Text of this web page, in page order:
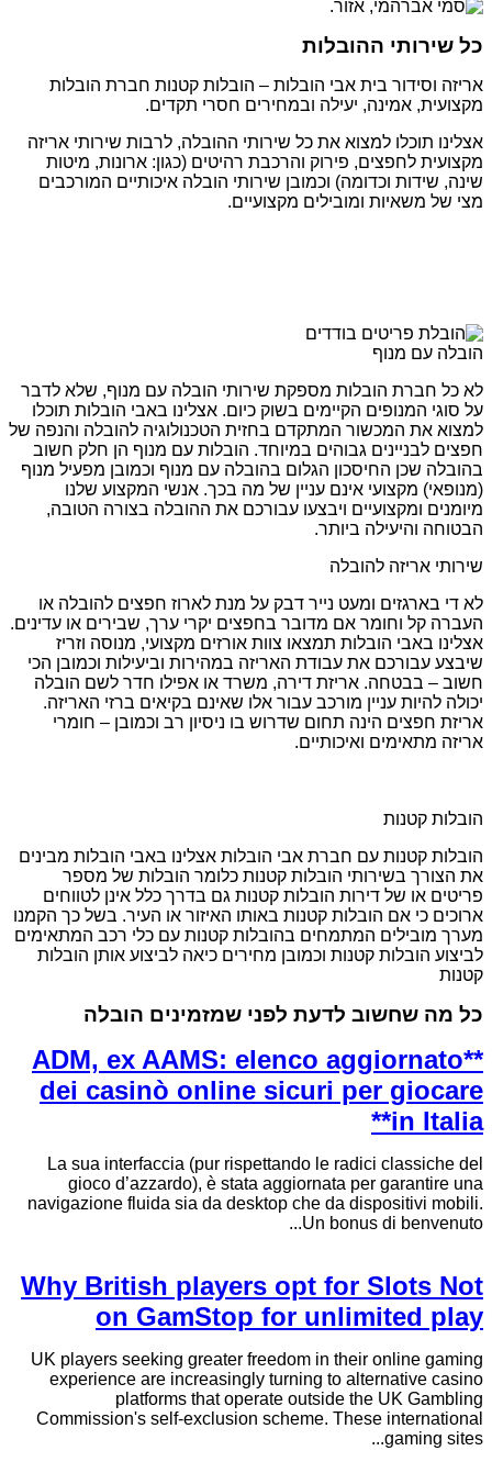
כל שירותי ההובלות
אריזה וסידור בית אבי הובלות – הובלות קטנות חברת הובלות
מקצועית, אמינה, יעילה ובמחירים חסרי תקדים.
אצלינו תוכלו למצוא את כל שירותי ההובלה, לרבות שירותי אריזה
מקצועית לחפצים, פירוק והרכבת רהיטים (כגון: ארונות, מיטות
שינה, שידות וכדומה) וכמובן שירותי הובלה איכותיים המורכבים
מצי של משאיות ומובילים מקצועיים.
הובלה עם מנוף
לא כל חברת הובלות מספקת שירותי הובלה עם מנוף, שלא לדבר
על סוגי המנופים הקיימים בשוק כיום. אצלינו באבי הובלות תוכלו
למצוא את המכשור המתקדם בחזית הטכנולוגיה להובלה והנפה של
חפצים לבניינים גבוהים במיוחד. הובלות עם מנוף הן חלק חשוב
בהובלה שכן החיסכון הגלום בהובלה עם מנוף וכמובן מפעיל מנוף
(מנופאי) מקצועי אינם עניין של מה בכך. אנשי המקצוע שלנו
מיומנים ומקצועיים ויבצעו עבורכם את ההובלה בצורה הטובה,
הבטוחה והיעילה ביותר.
שירותי אריזה להובלה
לא די בארגזים ומעט נייר דבק על מנת לארוז חפצים להובלה או
העברה קל וחומר אם מדובר בחפצים יקרי ערך, שבירים או עדינים.
אצלינו באבי הובלות תמצאו צוות אורזים מקצועי, מנוסה וזריז
שיבצע עבורכם את עבודת האריזה במהירות וביעילות וכמובן הכי
חשוב – בבטחה. אריזת דירה, משרד או אפילו חדר לשם הובלה
יכולה להיות עניין מורכב עבור אלו שאינם בקיאים ברזי האריזה.
אריזת חפצים הינה תחום שדרוש בו ניסיון רב וכמובן – חומרי
אריזה מתאימים ואיכותיים.
הובלות קטנות
הובלות קטנות עם חברת אבי הובלות אצלינו באבי הובלות מבינים
את הצורך בשירותי הובלות קטנות כלומר הובלות של מספר
פריטים או של דירות הובלות קטנות גם בדרך כלל אינן לטווחים
ארוכים כי אם הובלות קטנות באותו האיזור או העיר. בשל כך הקמנו
מערך מובילים המתמחים בהובלות קטנות עם כלי רכב המתאימים
לביצוע הובלות קטנות וכמובן מחירים כיאה לביצוע אותן הובלות
קטנות
כל מה שחשוב לדעת לפני שמזמינים הובלה
**ADM, ex AAMS: elenco aggiornato
dei casinò online sicuri per giocare
in Italia**
La sua interfaccia (pur rispettando le radici classiche del
gioco d’azzardo), è stata aggiornata per garantire una
navigazione fluida sia da desktop che da dispositivi mobili.
Un bonus di benvenuto...
Why British players opt for Slots Not
on GamStop for unlimited play
UK players seeking greater freedom in their online gaming
experience are increasingly turning to alternative casino
platforms that operate outside the UK Gambling
Commission's self-exclusion scheme. These international
gaming sites...